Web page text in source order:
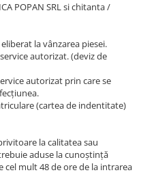
POPAN SRL si chitanta /
la vânzarea piesei.
autorizat. (deviz de
autorizat prin care se
(cartea de indentitate)
la calitatea sau
aduse la cunoștință
mult 48 de ore de la intrarea